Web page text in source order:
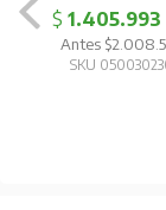
$1.405.993
Antes
SKU